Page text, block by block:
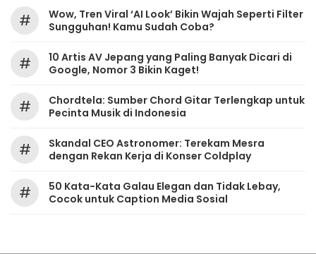
#
Wow, Tren Viral ‘AI Look’ Bikin Wajah Seperti Filter
Sungguhan! Kamu Sudah Coba?
#
10 Artis AV Jepang yang Paling Banyak Dicari di
Google, Nomor 3 Bikin Kaget!
#
Chordtela: Sumber Chord Gitar Terlengkap untuk
Pecinta Musik di Indonesia
#
Skandal CEO Astronomer: Terekam Mesra
dengan Rekan Kerja di Konser Coldplay
#
50 Kata-Kata Galau Elegan dan Tidak Lebay,
Cocok untuk Caption Media Sosial